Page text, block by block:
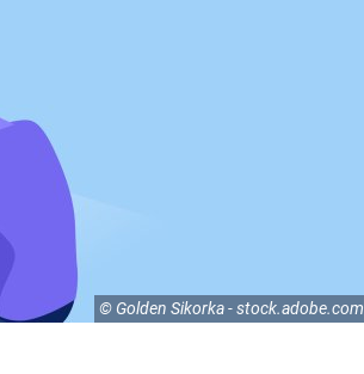
© Golden Sikorka - stock.adobe.com